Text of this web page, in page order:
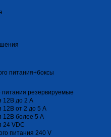
питания+боксы
питания резервируемые
12В до 2 А
12В от 2 до 5 А
12В более 5 А
24 VDC
питания 240 V